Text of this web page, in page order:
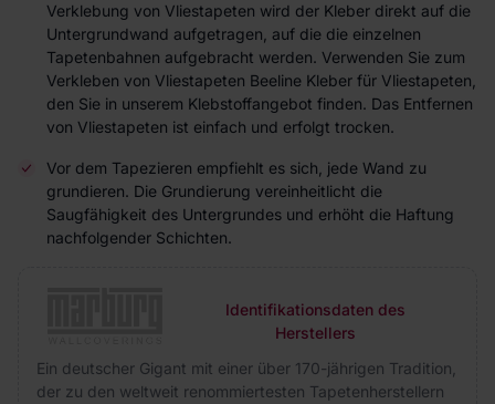
Verklebung von Vliestapeten wird der Kleber direkt auf die
Untergrundwand aufgetragen, auf die die einzelnen
Tapetenbahnen aufgebracht werden. Verwenden Sie zum
Verkleben von Vliestapeten Beeline Kleber für Vliestapeten,
den Sie in unserem Klebstoffangebot finden. Das Entfernen
von Vliestapeten ist einfach und erfolgt trocken.
Vor dem Tapezieren empfiehlt es sich, jede Wand zu
grundieren. Die Grundierung vereinheitlicht die
Saugfähigkeit des Untergrundes und erhöht die Haftung
nachfolgender Schichten.
Identifikationsdaten des
Herstellers
Ein deutscher Gigant mit einer über 170-jährigen Tradition,
der zu den weltweit renommiertesten Tapetenherstellern